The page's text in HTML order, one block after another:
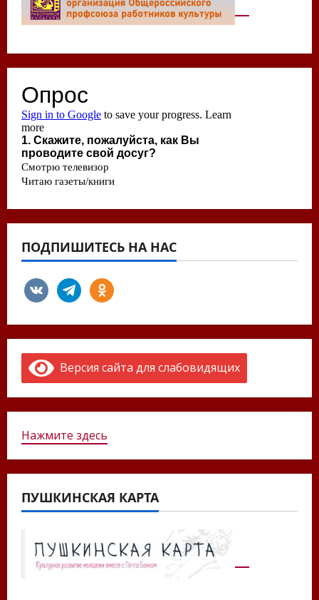
ПОДПИШИТЕСЬ НА НАС
vkontaktetelegramodnoklassniki
Версия сайта для слабовидящих
Нажмите здесь
ПУШКИНСКАЯ КАРТА